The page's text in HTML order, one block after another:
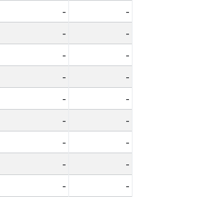
-
-
-
-
-
-
-
-
-
-
-
-
-
-
-
-
- -